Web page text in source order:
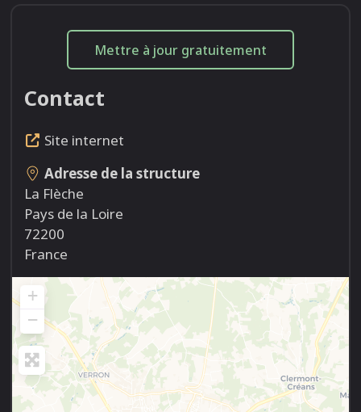
Mettre à jour gratuitement
Contact
Site internet
Adresse de la structure
La Flèche
Pays de la Loire
72200
France
+
−